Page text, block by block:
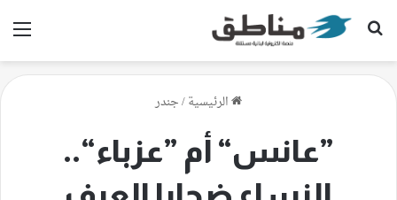
بحث عن
الرئيسية/جندر
”عانس“ أم ”عزباء“..